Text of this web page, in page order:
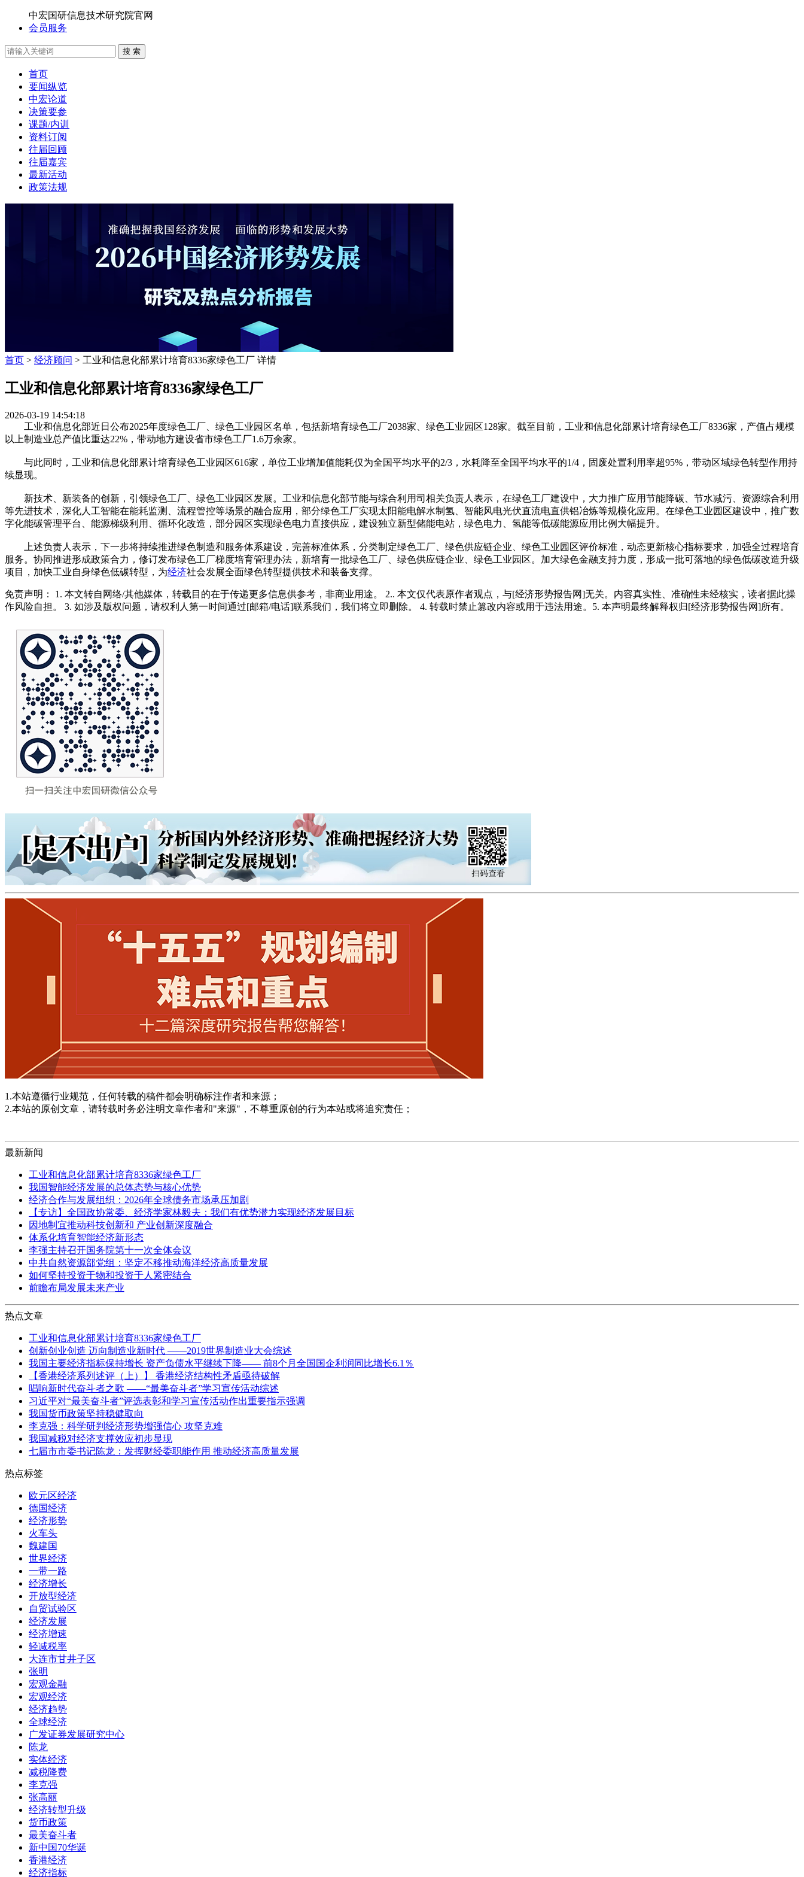
中宏国研信息技术研究院官网
会员服务
搜 索
首页
要闻纵览
中宏论道
决策要参
课题/内训
资料订阅
往届回顾
往届嘉宾
最新活动
政策法规
首页 > 经济顾问 > 工业和信息化部累计培育8336家绿色工厂 详情
工业和信息化部累计培育8336家绿色工厂
2026-03-19 14:54:18
工业和信息化部近日公布2025年度绿色工厂、绿色工业园区名单，包括新培育绿色工厂2038家、绿色工业园区128家。截至目前，工业和信息化部累计培育绿色工厂8336家，产值占规模
以上制造业总产值比重达22%，带动地方建设省市绿色工厂1.6万余家。
与此同时，工业和信息化部累计培育绿色工业园区616家，单位工业增加值能耗仅为全国平均水平的2/3，水耗降至全国平均水平的1/4，固废处置利用率超95%，带动区域绿色转型作用持
续显现。
新技术、新装备的创新，引领绿色工厂、绿色工业园区发展。工业和信息化部节能与综合利用司相关负责人表示，在绿色工厂建设中，大力推广应用节能降碳、节水减污、资源综合利用
等先进技术，深化人工智能在能耗监测、流程管控等场景的融合应用，部分绿色工厂实现太阳能电解水制氢、智能风电光伏直流电直供铝冶炼等规模化应用。在绿色工业园区建设中，推广数
字化能碳管理平台、能源梯级利用、循环化改造，部分园区实现绿色电力直接供应，建设独立新型储能电站，绿色电力、氢能等低碳能源应用比例大幅提升。
上述负责人表示，下一步将持续推进绿色制造和服务体系建设，完善标准体系，分类制定绿色工厂、绿色供应链企业、绿色工业园区评价标准，动态更新核心指标要求，加强全过程培育
服务。协同推进形成政策合力，修订发布绿色工厂梯度培育管理办法，新培育一批绿色工厂、绿色供应链企业、绿色工业园区。加大绿色金融支持力度，形成一批可落地的绿色低碳改造升级
项目，加快工业自身绿色低碳转型，为经济社会发展全面绿色转型提供技术和装备支撑。
免责声明： 1. 本文转自网络/其他媒体，转载目的在于传递更多信息供参考，非商业用途。 2.. 本文仅代表原作者观点，与[经济形势报告网]无关。内容真实性、准确性未经核实，读者据此操
作风险自担。 3. 如涉及版权问题，请权利人第一时间通过[邮箱/电话]联系我们，我们将立即删除。 4. 转载时禁止篡改内容或用于违法用途。5. 本声明最终解释权归[经济形势报告网]所有。
1.本站遵循行业规范，任何转载的稿件都会明确标注作者和来源；
2.本站的原创文章，请转载时务必注明文章作者和"来源"，不尊重原创的行为本站或将追究责任；
最新新闻
工业和信息化部累计培育8336家绿色工厂
我国智能经济发展的总体态势与核心优势
经济合作与发展组织：2026年全球债务市场承压加剧
【专访】全国政协常委、经济学家林毅夫：我们有优势潜力实现经济发展目标
因地制宜推动科技创新和 产业创新深度融合
体系化培育智能经济新形态
李强主持召开国务院第十一次全体会议
中共自然资源部党组：坚定不移推动海洋经济高质量发展
如何坚持投资于物和投资于人紧密结合
前瞻布局发展未来产业
热点文章
工业和信息化部累计培育8336家绿色工厂
创新创业创造 迈向制造业新时代 ——2019世界制造业大会综述
我国主要经济指标保持增长 资产负债水平继续下降—— 前8个月全国国企利润同比增长6.1％
【香港经济系列述评（上）】 香港经济结构性矛盾亟待破解
唱响新时代奋斗者之歌 ——“最美奋斗者”学习宣传活动综述
习近平对“最美奋斗者”评选表彰和学习宣传活动作出重要指示强调
我国货币政策坚持稳健取向
李克强：科学研判经济形势增强信心 攻坚克难
我国减税对经济支撑效应初步显现
七届市市委书记陈龙：发挥财经委职能作用 推动经济高质量发展
热点标签
欧元区经济
德国经济
经济形势
火车头
魏建国
世界经济
一带一路
经济增长
开放型经济
自贸试验区
经济发展
经济增速
轻减税率
大连市甘井子区
张明
宏观金融
宏观经济
经济趋势
全球经济
广发证券发展研究中心
陈龙
实体经济
减税降费
李克强
张高丽
经济转型升级
货币政策
最美奋斗者
新中国70华诞
香港经济
经济指标